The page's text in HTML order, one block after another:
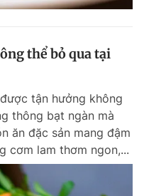
thể bỏ qua tại
tận hưởng không
thông bạt ngàn mà
ăn đặc sản mang đậm
cơm lam thơm ngon,...